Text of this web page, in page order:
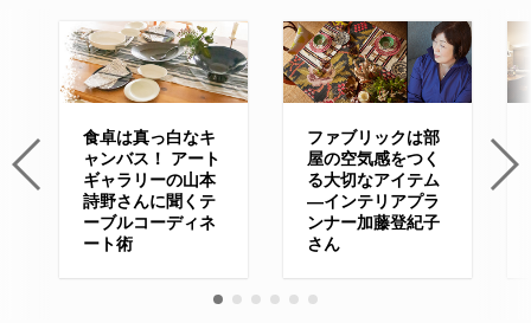
食卓は真っ白なキ
ャンバス！ アート
ギャラリーの山本
詩野さんに聞くテ
ーブルコーディネ
ート術
ファブリックは部
屋の空気感をつく
る大切なアイテム
—インテリアプラ
ンナー加藤登紀子
さん